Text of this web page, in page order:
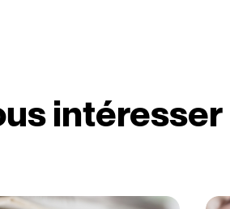
intéresser